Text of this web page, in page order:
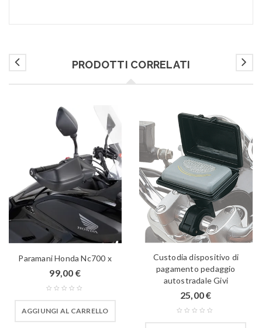
PRODOTTI CORRELATI
Paramani Honda Nc700 x
99,00 €
AGGIUNGI AL CARRELLO
Custodia dispositivo di
pagamento pedaggio
autostradale Givi
25,00€